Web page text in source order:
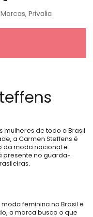
Marcas, Privalia
de todo o Brasil
a Carmen Steffens é
da moda nacional e
presente no guarda-
feminina no Brasil e
a marca busca o que